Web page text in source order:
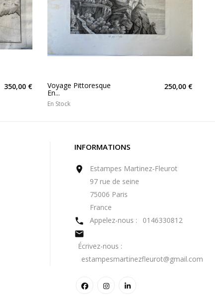
350,00 € Voyage Pittoresque
En...
250,00 €
En Stock
INFORMATIONS

Estampes Martinez-Fleurot
97 rue de seine
75006 Paris
France
 Appelez-nous : 0146330812

Écrivez-nous :
estampesmartinezfleurot@gmail.com